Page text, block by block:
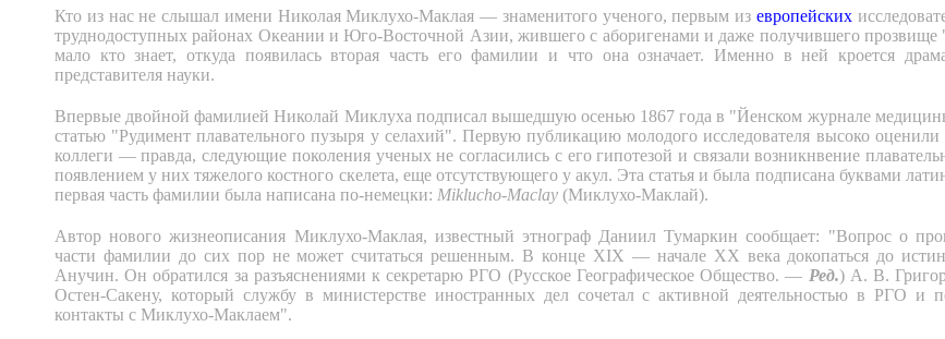
Кто из нас не слышал имени Николая Миклухо-Маклая — знаменитого ученого, первым из европейских
труднодоступных районах Океании и Юго-Восточной Азии, жившего с аборигенами и даже получившего
мало кто знает, откуда появилась вторая часть его фамилии и что она означает. Именно в ней кроется
представителя науки.
Впервые двойной фамилией Николай Миклуха подписал вышедшую осенью 1867 года в "Йенском журнале
статью "Рудимент плавательного пузыря у селахий". Первую публикацию молодого исследователя высоко
коллеги — правда, следующие поколения ученых не согласились с его гипотезой и связали возникнвение
появлением у них тяжелого костного скелета, еще отсутствующего у акул. Эта статья и была подписана буквами
первая часть фамилии была написана по-немецки: Miklucho-Maclay (Миклухо-Маклай).
Автор нового жизнеописания Миклухо-Маклая, известный этнограф Даниил Тумаркин сообщает: "Вопрос о
части фамилии до сих пор не может считаться решенным. В конце XIX — начале XX века докопаться до
Анучин. Он обратился за разъяснениями к секретарю РГО (Русское Географическое Общество. — Ред.) А. В.
Остен-Сакену, который службу в министерстве иностранных дел сочетал с активной деятельностью в РГО и
контакты с Миклухо-Маклаем".